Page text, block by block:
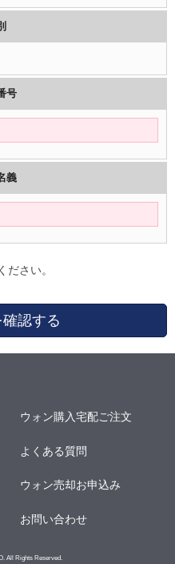
号
義
ださい。
認する
ウォン購入宅配ご注文
よくある質問
ウォン売却お申込み
お問い合わせ
All Rights Reserved.